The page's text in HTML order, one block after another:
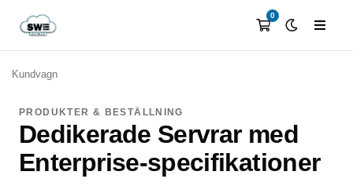
0
Kundvagn
PRODUKTER & BESTÄLLNING
Dedikerade Servrar med
Enterprise-specifikationer